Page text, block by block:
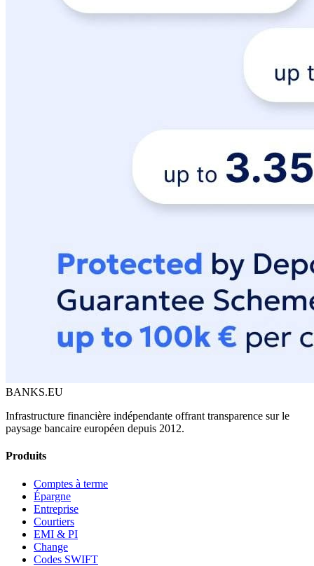
BANKS.EU
Infrastructure financière indépendante offrant transparence sur le
paysage bancaire européen depuis 2012.
Produits
Comptes à terme
Épargne
Entreprise
Courtiers
EMI & PI
Change
Codes SWIFT